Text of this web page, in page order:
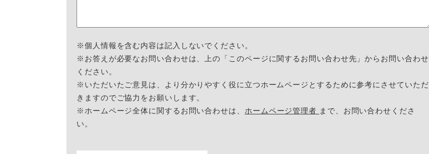
※個人情報を含む内容は記入しないでください。
※お答えが必要なお問い合わせは、上の「このページに関するお問い合わせ先」からお問い合わせ
ください。
※いただいたご意見は、より分かりやすく役に立つホームページとするために参考にさせていただ
きますのでご協力をお願いします。
※ホームページ全体に関するお問い合わせは、 ホームページ管理者 まで、お問い合わせくださ
い。